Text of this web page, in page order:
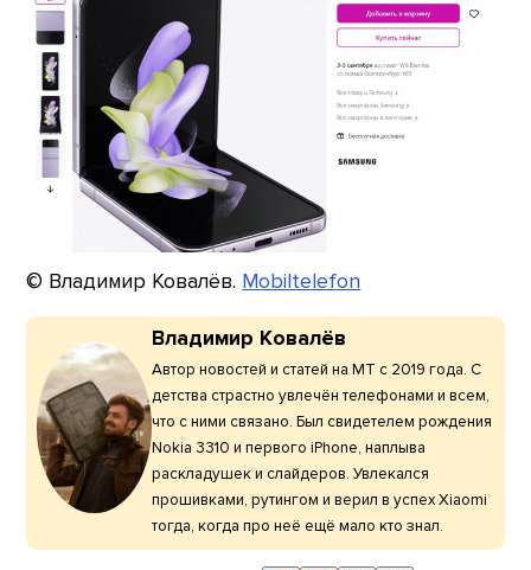
© Владимир Ковалёв. Mobiltelefon
Владимир Ковалёв
Автор новостей и статей на МТ с 2019 года. С
детства страстно увлечён телефонами и всем,
что с ними связано. Был свидетелем рождения
Nokia 3310 и первого iPhone, наплыва
раскладушек и слайдеров. Увлекался
прошивками, рутингом и верил в успех Xiaomi
тогда, когда про неё ещё мало кто знал.